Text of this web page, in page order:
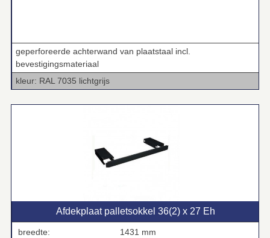
geperforeerde achterwand van plaatstaal incl.
bevestigingsmateriaal
kleur: RAL 7035 lichtgrijs
Afdekplaat palletsokkel 36(2) x 27 Eh
breedte: 1431 mm